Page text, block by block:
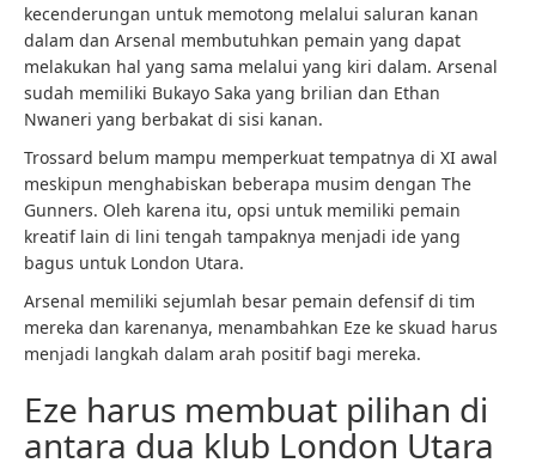
kecenderungan untuk memotong melalui saluran kanan
dalam dan Arsenal membutuhkan pemain yang dapat
melakukan hal yang sama melalui yang kiri dalam. Arsenal
sudah memiliki Bukayo Saka yang brilian dan Ethan
Nwaneri yang berbakat di sisi kanan.
Trossard belum mampu memperkuat tempatnya di XI awal
meskipun menghabiskan beberapa musim dengan The
Gunners. Oleh karena itu, opsi untuk memiliki pemain
kreatif lain di lini tengah tampaknya menjadi ide yang
bagus untuk London Utara.
Arsenal memiliki sejumlah besar pemain defensif di tim
mereka dan karenanya, menambahkan Eze ke skuad harus
menjadi langkah dalam arah positif bagi mereka.
Eze harus membuat pilihan di
antara dua klub London Utara